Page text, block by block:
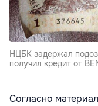
НЦБК задержал
получил кредит от
Согласно